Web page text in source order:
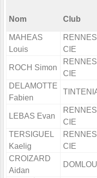
Nom Club
MAHEAS
Louis
RENNES
CIE
ROCH Simon
RENNES
CIE
DELAMOTTE
Fabien
LEBAS Evan
RENNES
CIE
TERSIGUEL
Kaelig
RENNES
CIE
CROIZARD
Aidan